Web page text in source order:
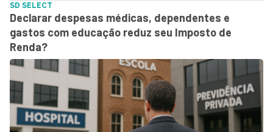
SD SELECT
Declarar despesas médicas, dependentes e
gastos com educação reduz seu Imposto de
Renda?